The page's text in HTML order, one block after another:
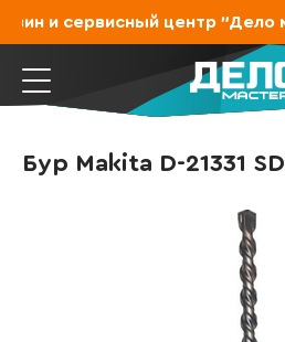
и сервисный центр "Дело
Бур Makita D-21331